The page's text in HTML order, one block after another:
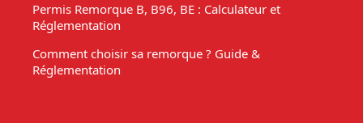
Permis Remorque B, B96, BE : Calculateur et
Réglementation
Comment choisir sa remorque ? Guide &
Réglementation